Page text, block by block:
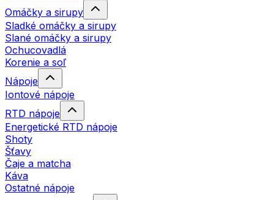
Omáčky a sirupy
Sladké omáčky a sirupy
Slané omáčky a sirupy
Ochucovadlá
Korenie a soľ
Nápoje
Iontové nápoje
RTD nápoje
Energetické RTD nápoje
Shoty
Šťavy
Čaje a matcha
Káva
Ostatné nápoje